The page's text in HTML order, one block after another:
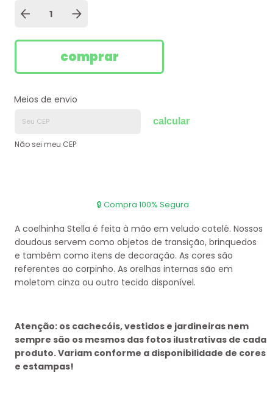
Meios de envio
calcular
Não sei meu CEP
A coelhinha Stella é feita à mão em veludo cotelê. Nossos
doudous servem como objetos de transição, brinquedos
e também como itens de decoração. As cores são
referentes ao corpinho. As orelhas internas são em
moletom cinza ou outro tecido disponível.
Atenção: os cachecóis, vestidos e jardineiras nem
sempre são os mesmos das fotos ilustrativas de cada
produto. Variam conforme a disponibilidade de cores
e estampas!